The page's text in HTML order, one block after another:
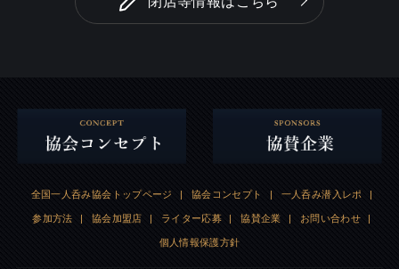
全国一人呑み協会トップページ | 協会コンセプト | 一人呑み潜入レポ |
参加方法 | 協会加盟店 | ライター応募 | 協賛企業 | お問い合わせ |
個人情報保護方針